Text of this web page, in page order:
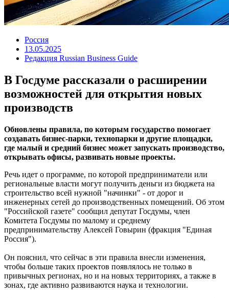
Россия
13.05.2025
Редакция Russian Business Guide
В Госдуме рассказали о расширении
возможностей для открытия новых
производств
Обновлены правила, по которым государство помогает
создавать бизнес-парки, технопарки и другие площадки,
где малый и средний бизнес может запускать производство,
открывать офисы, развивать новые проекты.
Речь идет о программе, по которой предприниматели или
региональные власти могут получить деньги из бюджета на
строительство всей нужной "начинки" - от дорог и
инженерных сетей до производственных помещений. Об этом
"Российской газете" сообщил депутат Госдумы, член
Комитета Госдумы по малому и среднему
предпринимательству Алексей Говырин (фракция "Единая
Россия").
Он пояснил, что сейчас в эти правила внесли изменения,
чтобы больше таких проектов появлялось не только в
привычных регионах, но и на новых территориях, а также в
зонах, где активно развиваются наука и технологии.